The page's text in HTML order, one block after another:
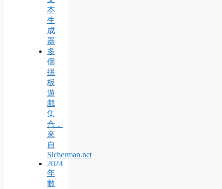
本
生
成
器
多
個
拼
板
遊
戲
集
合，
來
自
Sicherman.net
2024
年
數